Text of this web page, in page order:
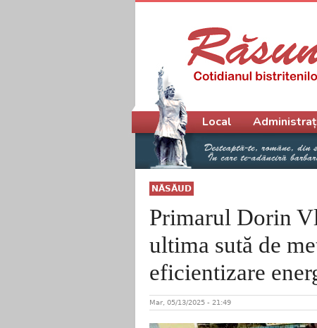
NĂSĂUD
Primarul Dorin
ultima sută de
eficientizare
Mar, 05/13/2025 - 21:49
Meniu principal
Local